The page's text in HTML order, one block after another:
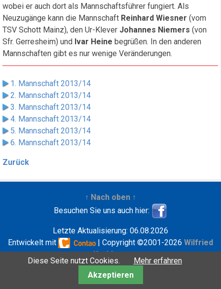
wobei er auch dort als Mannschaftsführer fungiert. Als
Neuzugänge kann die Mannschaft Reinhard Wiesner (vom
TSV Schott Mainz), den Ur-Klever Johannes Niemers (von
Sfr. Gerresheim) und Ivar Heine begrüßen. In den anderen
Mannschaften gibt es nur wenige Veränderungen.
1. Mannschaft 2013/14
2. Mannschaft 2013/14
3. Mannschaft 2013/14
4. Mannschaft 2013/14
5. Mannschaft 2013/14
6. Mannschaft 2013/14
Zurück
↑ Nach oben ↑
Besuchen Sie uns auch hier:
Letzte Aktualisierung: 06.08.2026
Entwickelt mit
| Copyright ©2001-2026 Wilfried
Krebbers
Diese Seite nutzt Cookies.
Mehr erfahren
Akzeptieren